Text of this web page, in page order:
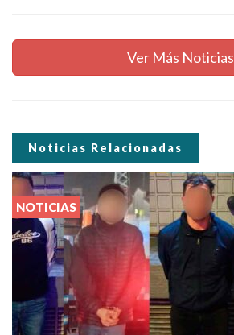
Ver Más Noticias
Noticias Relacionadas
NOTICIAS